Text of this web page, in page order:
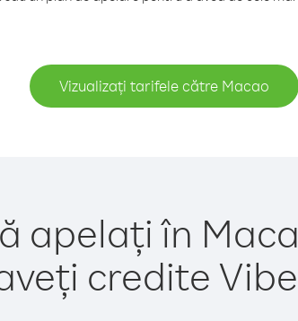
Vizualizați tarifele către Macao
apelați în
credite